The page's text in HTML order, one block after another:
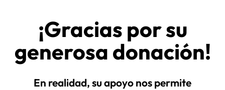
¡Gracias por su
generosa donación!
En realidad, su apoyo nos permite